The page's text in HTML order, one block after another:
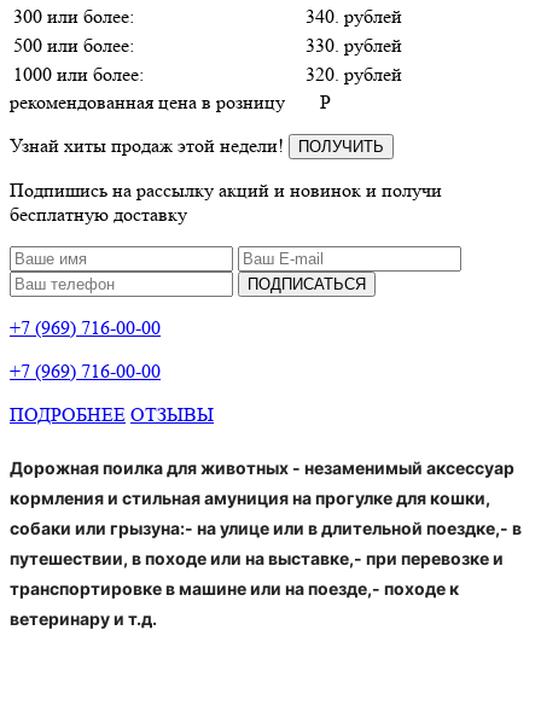
300 или более:
340. рублей
500 или более:
330. рублей
1000 или более:
320. рублей
рекомендованная цена в розницу
P
Узнай хиты продаж этой недели!
ПОЛУЧИТЬ
Подпишись на рассылку акций и новинок и получи
бесплатную доставку
ПОДПИСАТЬСЯ
+7 (969) 716-00-00
+7 (969) 716-00-00
ПОДРОБНЕЕ ОТЗЫВЫ
Дорожная поилка для животных - незаменимый аксессуар
кормления и стильная амуниция на прогулке для кошки,
собаки или грызуна:- на улице или в длительной поездке,- в
путешествии, в походе или на выставке,- при перевозке и
транспортировке в машине или на поезде,- походе к
ветеринару и т.д.